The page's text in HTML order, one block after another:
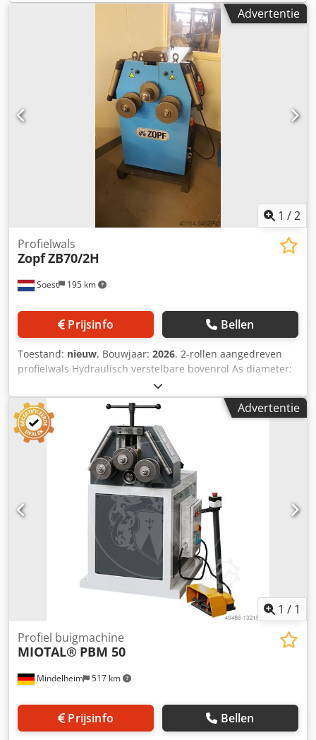
hoge rand t- ronde buis tot 70x2 mm - Hoekijzer 50x50x6
mm- Massief materiaal 35 mm - Gewicht 470 kgAdvertentie
1 /2
Soest 195 km
Profielwals
ZopfZB70/2H
Prijsinfo Bellen
Toestand: nieuw, Bouwjaar: 2026, 2-rollen aangedreven
profielwals Hydraulisch verstelbare bovenrol As diameter:
40 mm Diameter van de walsrollen: 152-162 mm
Omwentelingen: 8,5 per min. Verstelling van de bovenrol:
120 mm Capaciteit tabel: in de bijlage Machine
verkrijgbaar in deverse uitvoering: Crodpfxjhgiuhj Abmjf
Manuele verstelling, 3-rollen aangedreven etc.
Advertentie
1 / 1
Mindelheim 517 km
Profiel buigmachine
MIOTAL® PBM 50
Prijsinfo Bellen